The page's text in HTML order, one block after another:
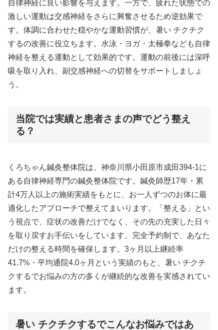
自律神経に良い影響を与えます。一方で、疲れた状態での
激しい運動は交感神経をさらに興奮させるため逆効果で
す。体調に合わせた穏やかな運動習慣が、暑い チクチク
するの改善に役立ちます。水泳・ヨガ・太極拳なども自律
神経を整える運動として効果的です。運動の前後には深呼
吸を取り入れ、副交感神経への切替をサポートしましょ
う。
当院では実績と患者さまの声でどう整え
る？
くろちゃん鍼灸整体院は、神奈川県小田原市成田394-1に
ある自律神経専門の鍼灸整体院です。鍼灸師歴17年・累
計4万人以上の施術実績をもとに、お一人ずつのお体に最
適化したアプローチで整えてまいります。「整える」とい
う視点で、症状の改善だけでなく、その先の充実した日々
を取り戻すお手伝いをしています。完全予約制で、あなた
だけの整える時間を確保します。3ヶ月以上継続率
41.7%・平均通院4.0ヶ月という実績のもと、暑い チクチ
クするでお悩みの方の多くが継続的な改善を実感されてい
ます。
暑い チクチクするでこんなお悩みではあ